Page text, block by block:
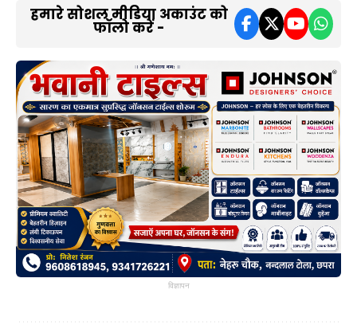
हमारे सोशल मीडिया अकाउंट को
फॉलो करें -
विज्ञापन